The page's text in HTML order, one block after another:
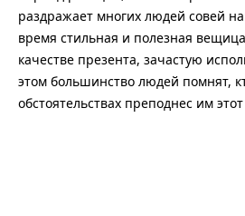
раздражает многих людей совей
время стильная и полезная
качестве презента, зачастую
этом большинство людей помнят,
обстоятельствах преподнес им